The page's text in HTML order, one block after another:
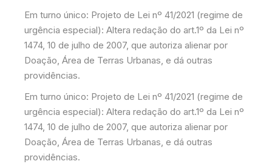
Em turno único: Projeto de Lei nº 41/2021 (regime de
urgência especial): Altera redação do art.1º da Lei nº
1474, 10 de julho de 2007, que autoriza alienar por
Doação, Área de Terras Urbanas, e dá outras
providências.
Em turno único: Projeto de Lei nº 41/2021 (regime de
urgência especial): Altera redação do art.1º da Lei nº
1474, 10 de julho de 2007, que autoriza alienar por
Doação, Área de Terras Urbanas, e dá outras
providências.